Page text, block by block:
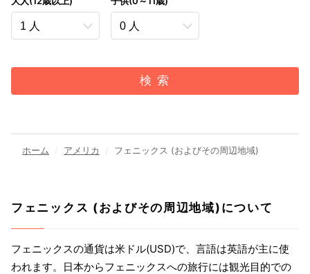
検 索
ホーム アメリカ フェニックス (およびその周辺地域)
フェニックス (およびその周辺地域)について
フェニックスの通貨は米ドル(USD)で、言語は英語が主に使
われます。日本からフェニックスへの旅行には観光目的での